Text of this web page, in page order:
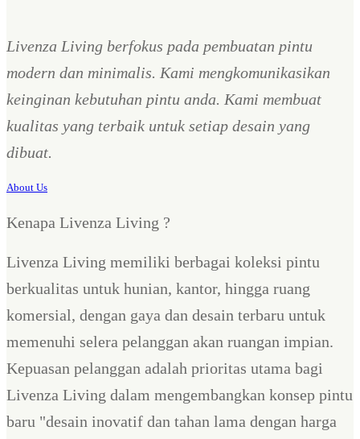
Livenza Living berfokus pada pembuatan pintu
modern dan minimalis. Kami mengkomunikasikan
keinginan kebutuhan pintu anda. Kami membuat
kualitas yang terbaik untuk setiap desain yang
dibuat.
About Us
Kenapa Livenza Living ?
Livenza Living memiliki berbagai koleksi pintu
berkualitas untuk hunian, kantor, hingga ruang
komersial, dengan gaya dan desain terbaru untuk
memenuhi selera pelanggan akan ruangan impian.
Kepuasan pelanggan adalah prioritas utama bagi
Livenza Living dalam mengembangkan konsep pintu
baru "desain inovatif dan tahan lama dengan harga